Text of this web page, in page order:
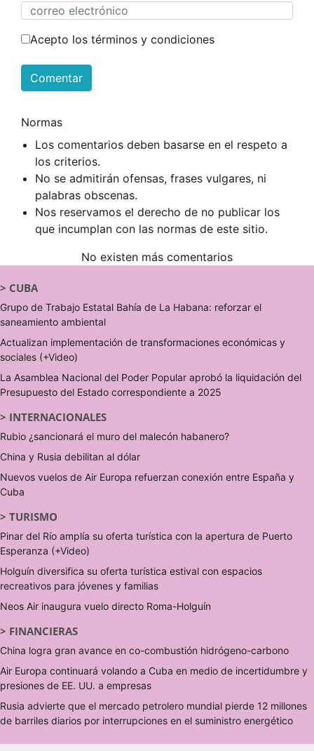
Acepto los términos y condiciones
Comentar
Normas
Los comentarios deben basarse en el respeto a
los criterios.
No se admitirán ofensas, frases vulgares, ni
palabras obscenas.
Nos reservamos el derecho de no publicar los
que incumplan con las normas de este sitio.
No existen más comentarios
> CUBA
Grupo de Trabajo Estatal Bahía de La Habana: reforzar el
saneamiento ambiental
Actualizan implementación de transformaciones económicas y
sociales (+Video)
La Asamblea Nacional del Poder Popular aprobó la liquidación del
Presupuesto del Estado correspondiente a 2025
> INTERNACIONALES
Rubio ¿sancionará el muro del malecón habanero?
China y Rusia debilitan al dólar
Nuevos vuelos de Air Europa refuerzan conexión entre España y
Cuba
> TURISMO
Pinar del Río amplía su oferta turística con la apertura de Puerto
Esperanza (+Video)
Holguín diversifica su oferta turística estival con espacios
recreativos para jóvenes y familias
Neos Air inaugura vuelo directo Roma-Holguín
> FINANCIERAS
China logra gran avance en co-combustión hidrógeno-carbono
Air Europa continuará volando a Cuba en medio de incertidumbre y
presiones de EE. UU. a empresas
Rusia advierte que el mercado petrolero mundial pierde 12 millones
de barriles diarios por interrupciones en el suministro energético